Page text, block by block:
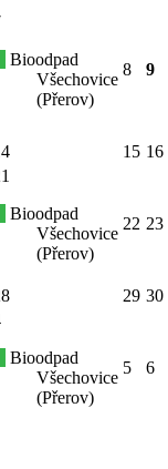
Bioodpad
Všechovice
(Přerov)
8 9
15 16
Bioodpad
Všechovice
(Přerov)
22 23
29 30
Bioodpad
Všechovice
(Přerov)
5 6